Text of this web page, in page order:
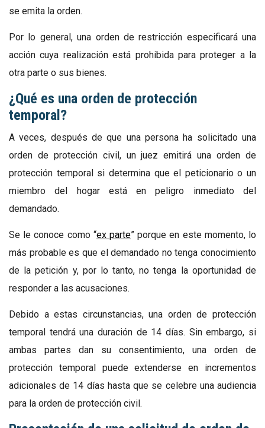
se emita la orden.
Por lo general, una orden de restricción especificará una
acción cuya realización está prohibida para proteger a la
otra parte o sus bienes.
¿Qué es una orden de protección
temporal?
A veces, después de que una persona ha solicitado una
orden de protección civil, un juez emitirá una orden de
protección temporal si determina que el peticionario o un
miembro del hogar está en peligro inmediato del
demandado.
Se le conoce como “ex parte” porque en este momento, lo
más probable es que el demandado no tenga conocimiento
de la petición y, por lo tanto, no tenga la oportunidad de
responder a las acusaciones.
Debido a estas circunstancias, una orden de protección
temporal tendrá una duración de 14 días. Sin embargo, si
ambas partes dan su consentimiento, una orden de
protección temporal puede extenderse en incrementos
adicionales de 14 días hasta que se celebre una audiencia
para la orden de protección civil.